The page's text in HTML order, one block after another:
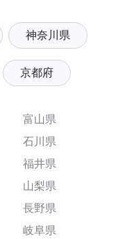
神奈川県
京都府
富山県
石川県
福井県
山梨県
長野県
岐阜県